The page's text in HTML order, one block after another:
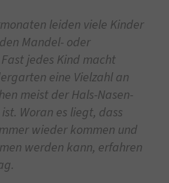
leiden viele Kinder
Mandel- oder
jedes Kind macht
eine Vielzahl an
meist der Hals-Nasen-
Woran es liegt, dass
wieder kommen und
werden kann, erfahren